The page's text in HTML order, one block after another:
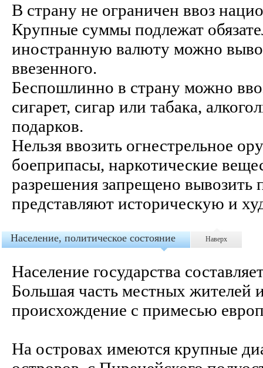
В страну не ограничен ввоз
Крупные суммы подлежат
иностранную валюту можно
ввезенного.
Беспошлинно в страну можно
сигарет, сигар или табака,
подарков.
Нельзя ввозить огнестрельное
боеприпасы, наркотические
разрешения запрещено
представляют историческую и
Население, политическое состояние Наверх
Население государства
Большая часть местных жителей
происхождение с примесью
На островах имеются крупные